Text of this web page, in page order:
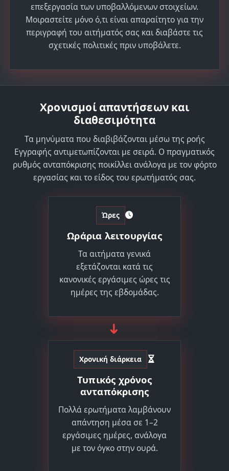
επεξεργασία των υποβαλλόμενων στοιχείων.
Μοιραστείτε μόνο ό,τι είναι απαραίτητο για την
περιγραφή του αιτήματός σας και διαβάστε τις
σχετικές πολιτικές πριν υποβάλετε.
Χρονισμοί απαντήσεων και
διαθεσιμότητα
Τα μηνύματα που διαβιβάζονται μέσω της ροής
Εγγραφής αντιμετωπίζονται με σειρά. Ο πραγματικός
ρυθμός ανταπόκρισης ποικίλλει ανάλογα με τον φόρτο
εργασίας και το είδος του ερωτήματός σας.
Ώρες
Ωράρια λειτουργίας
Τα αιτήματα γενικά
εξετάζονται κατά τις
κανονικές εργάσιμες ώρες τις
ημέρες της εβδομάδας.
➜
Χρονική διάρκεια
Τυπικός χρόνος
ανταπόκρισης
Πολλά ερωτήματα λαμβάνουν
απάντηση μέσα σε 1–2
εργάσιμες ημέρες, ανάλογα
με τον όγκο στην ουρά.